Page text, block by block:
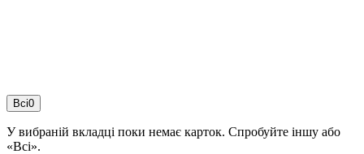
Всі0
У вибраній вкладці поки немає карток. Спробуйте іншу або
«Всі».